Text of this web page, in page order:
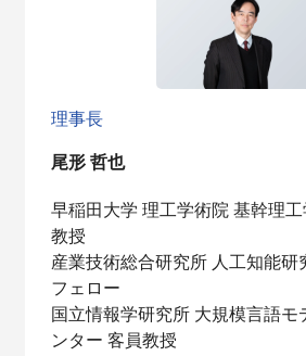
理事長
尾形 哲也
早稲田大学 理工学術院 基幹理
教授
産業技術総合研究所 人工知能研
フェロー
国立情報学研究所 大規模言語モ
ンター 客員教授